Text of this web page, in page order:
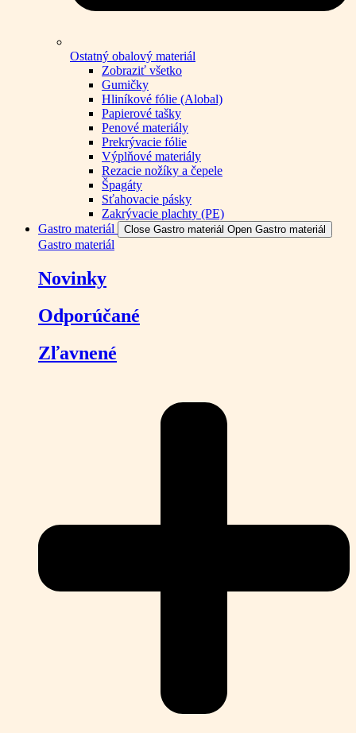
Ostatný obalový materiál
Zobraziť všetko
Gumičky
Hliníkové fólie (Alobal)
Papierové tašky
Penové materiály
Prekrývacie fólie
Výplňové materiály
Rezacie nožíky a čepele
Špagáty
Sťahovacie pásky
Zakrývacie plachty (PE)
Gastro materiál
Close Gastro materiál Open Gastro materiál
Gastro materiál
Novinky
Odporúčané
Zľavnené